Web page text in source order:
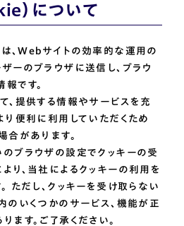
）について
は、Webサイトの効率的な運用の
ーのブラウザに送信し、ブラウ
です。
、提供する情報やサービスを充
り便利に利用していただくため
合があります。
ブラウザの設定でクッキーの受
り、当社によるクッキーの利用を
ただし、クッキーを受け取らない
のいくつかのサービス、機能が正
ます。ご了承ください。